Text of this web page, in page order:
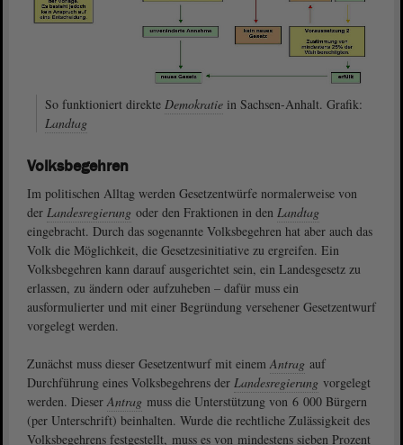
So funktioniert direkte Demokratie in Sachsen-Anhalt. Grafik:
Landtag
Volksbegehren
Im politischen Alltag werden Gesetzentwürfe normalerweise von
der Landesregierung oder den Fraktionen in den Landtag
eingebracht. Durch das sogenannte Volksbegehren hat aber auch das
Volk die Möglichkeit, die Gesetzesinitiative zu ergreifen. Ein
Volksbegehren kann darauf ausgerichtet sein, ein Landesgesetz zu
erlassen, zu ändern oder aufzuheben – dafür muss ein
ausformulierter und mit einer Begründung versehener Gesetzentwurf
vorgelegt werden.
Zunächst muss dieser Gesetzentwurf mit einemAntrag auf
Durchführung eines Volksbegehrens der Landesregierung vorgelegt
werden. DieserAntrag muss die Unterstützung von 6 000 Bürgern
(per Unterschrift) beinhalten. Wurde die rechtliche Zulässigkeit des
Volksbegehrens festgestellt, muss es von mindestens sieben Prozent